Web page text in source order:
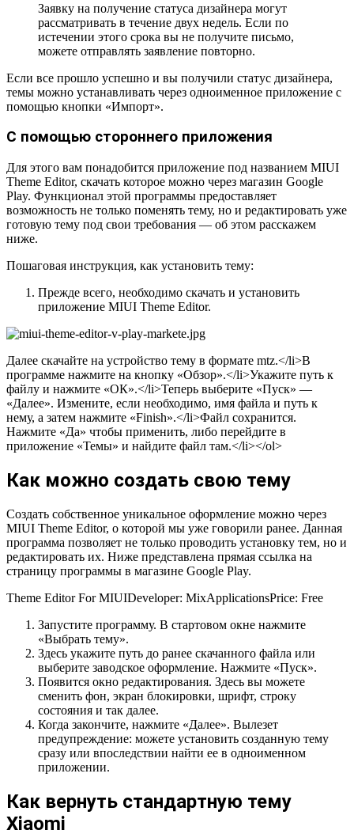
Заявку на получение статуса дизайнера могут
рассматривать в течение двух недель. Если по
истечении этого срока вы не получите письмо,
можете отправлять заявление повторно.
Если все прошло успешно и вы получили статус дизайнера,
темы можно устанавливать через одноименное приложение с
помощью кнопки «Импорт».
С помощью стороннего приложения
Для этого вам понадобится приложение под названием MIUI
Theme Editor, скачать которое можно через магазин Google
Play. Функционал этой программы предоставляет
возможность не только поменять тему, но и редактировать уже
готовую тему под свои требования — об этом расскажем
ниже.
Пошаговая инструкция, как установить тему:
Прежде всего, необходимо скачать и установить
приложение MIUI Theme Editor.
Далее скачайте на устройство тему в формате mtz.</li>В
программе нажмите на кнопку «Обзор».</li>Укажите путь к
файлу и нажмите «ОК».</li>Теперь выберите «Пуск» —
«Далее». Измените, если необходимо, имя файла и путь к
нему, а затем нажмите «Finish».</li>Файл сохранится.
Нажмите «Да» чтобы применить, либо перейдите в
приложение «Темы» и найдите файл там.</li></ol>
Как можно создать свою тему
Создать собственное уникальное оформление можно через
MIUI Theme Editor, о которой мы уже говорили ранее. Данная
программа позволяет не только проводить установку тем, но и
редактировать их. Ниже представлена прямая ссылка на
страницу программы в магазине Google Play.
Theme Editor For MIUIDeveloper: MixApplicationsPrice: Free
Запустите программу. В стартовом окне нажмите
«Выбрать тему».
Здесь укажите путь до ранее скачанного файла или
выберите заводское оформление. Нажмите «Пуск».
Появится окно редактирования. Здесь вы можете
сменить фон, экран блокировки, шрифт, строку
состояния и так далее.
Когда закончите, нажмите «Далее». Вылезет
предупреждение: можете установить созданную тему
сразу или впоследствии найти ее в одноименном
приложении.
Как вернуть стандартную тему
Xiaomi